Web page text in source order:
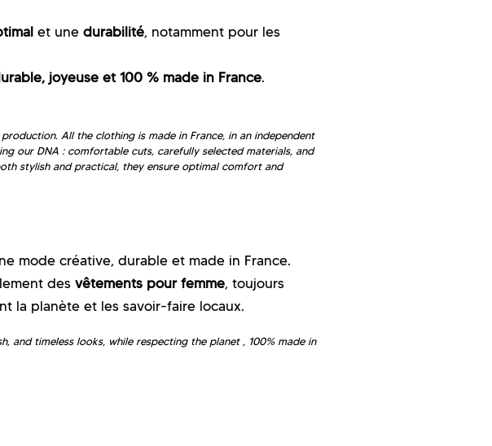
et une durabilité, notamment pour les
joyeuse et 100 % made in France.
All the clothing is made in France, in an independent
our DNA : comfortable cuts, carefully selected materials, and
stylish and practical, they ensure optimal comfort and
mode créative, durable et made in France.
des vêtements pour femme, toujours
la planète et les savoir-faire locaux.
and timeless looks, while respecting the planet , 100% made in